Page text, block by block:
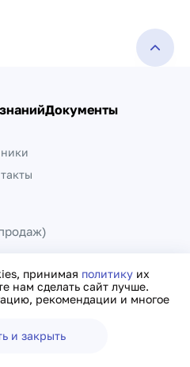
принимая политику их
нам сделать сайт лучше.
рекомендации и многое
и закрыть
Документы
сайте, не может быть
назначения лечения и не